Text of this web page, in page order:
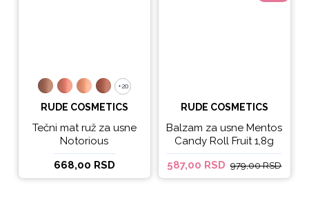
+20
+20
RUDE COSMETICS
Tečni mat ruž za usne
Notorious
668,00 RSD
RUDE COSMETICS
Balzam za usne Mentos
Candy Roll Fruit 1,8g
587,00 RSD 979,00 RSD